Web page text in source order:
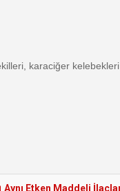
karaciğer
Aynı Etken Maddeli